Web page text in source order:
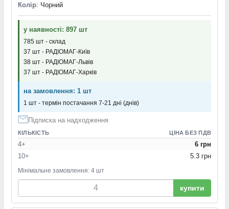
Колір: Чорний
у наявності: 897 шт
785 шт - склад
37 шт - РАДІОМАГ-Київ
38 шт - РАДІОМАГ-Львів
37 шт - РАДІОМАГ-Харків
на замовлення: 1 шт
1 шт - термін постачання 7-21 дні (днів)
Підписка на надходження
КІЛЬКІСТЬ ЦІНА БЕЗ ПДВ
4+
6 грн
10+
5.3 грн
Мінімальне замовлення: 4 шт
купити